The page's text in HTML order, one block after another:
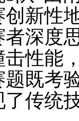
创新性
深度
性能
既考
传统